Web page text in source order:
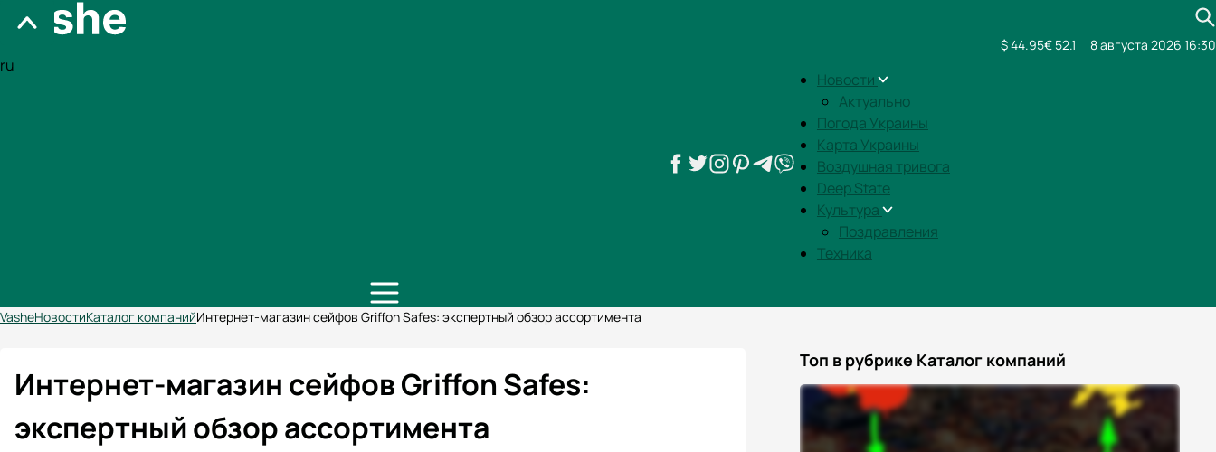
ru
Новости
Актуально
Погода Украины
Карта Украины
Воздушная тривога
Deep State
Культура
Поздравления
Техника
$ 44.95€ 52.1 8 августа 2026 16:30
VasheНовостиКаталог компанийИнтернет-магазин сейфов Griffon Safes: экспертный обзор ассортимента
Интернет-магазин сейфов Griffon Safes:
экспертный обзор ассортимента
Топ в рубрике Каталог компаний